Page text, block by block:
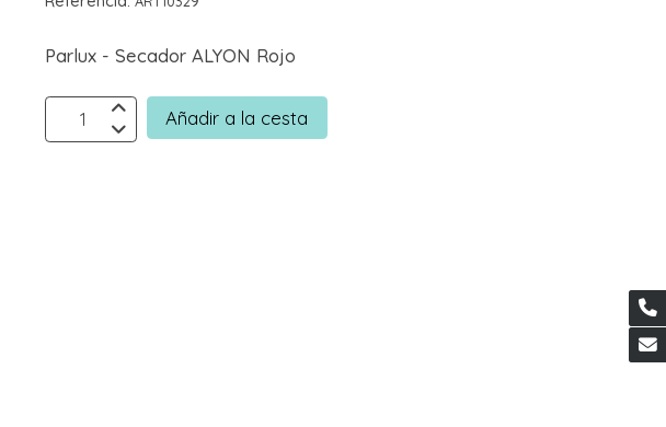
Parlux - Secador ALYON Rojo
Añadir a la cesta